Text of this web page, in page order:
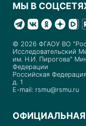
МЫ В
© 2026 ФГАОУ ВО
Исследовательский
им. Н.И. Пирогова"
Федерации
Российская
д. 1
E-mail: rsmu@rsmu.ru